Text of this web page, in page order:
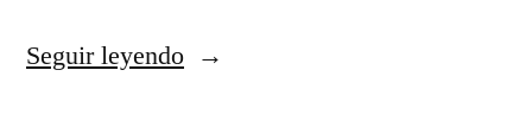
Seguir leyendo«